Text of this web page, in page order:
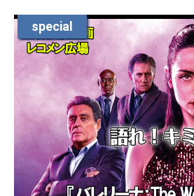
special